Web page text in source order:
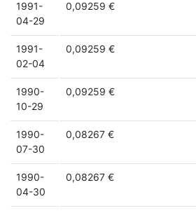
1991-
04-29
0,09259 €
1991-
02-04
0,09259 €
1990-
10-29
0,09259 €
1990-
07-30
0,08267 €
1990-
04-30
0,08267 €